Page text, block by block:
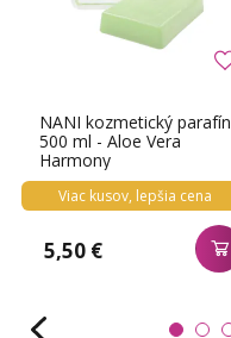
NANI kozmetický parafín
500 ml - Aloe Vera
Harmony
Viac kusov, lepšia cena
5,50 €